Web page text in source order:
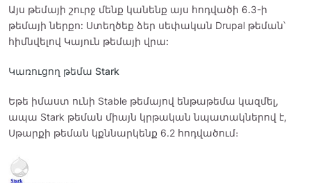
Այս թեմայի շուրջ մենք կանենք այս հոդվածի 6.3-ի
թեմայի ներքո: Ստեղծեք ձեր սեփական Drupal թեման՝
հիմնվելով Կայուն թեմայի վրա:
Կառուցող թեմա Stark
Եթե իմաստ ունի Stable թեմայով ենթաթեմա կազմել,
ապա Stark թեման միայն կրթական նպատակներով է,
Սթարքի թեման կքննարկենք 6.2 հոդվածում։